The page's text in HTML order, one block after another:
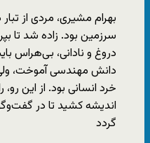
بهرام مشيری، مردی از
سرزمين بود. زاده شد تا
دروغ و نادانی، بی‌هراس
دانش مهندسی آموخت،
خرد انسانی بود. از اين
انديشه كشيد تا در
گردد